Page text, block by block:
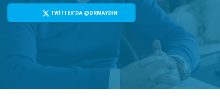
TWİTTER'DA @DRMAYDIN